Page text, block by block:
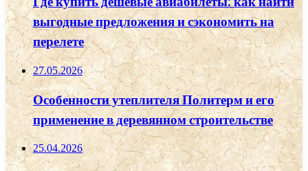
выгодные предложения и сэкономить на
перелете
27.05.2026
Особенности утеплителя Политерм и его
применение в деревянном строительстве
25.04.2026